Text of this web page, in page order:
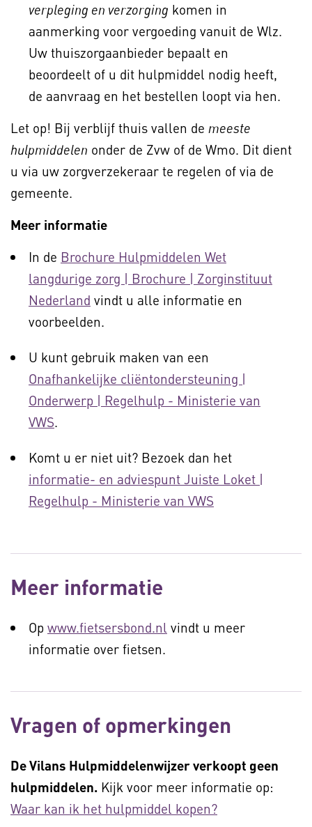
verpleging en verzorging komen in
aanmerking voor vergoeding vanuit de Wlz.
Uw thuiszorgaanbieder bepaalt en
beoordeelt of u dit hulpmiddel nodig heeft,
de aanvraag en het bestellen loopt via hen.
Let op! Bij verblijf thuis vallen de meeste
hulpmiddelen onder de Zvw of de Wmo. Dit dient
u via uw zorgverzekeraar te regelen of via de
gemeente.
Meer informatie
In de Brochure Hulpmiddelen Wet
langdurige zorg | Brochure | Zorginstituut
Nederland vindt u alle informatie en
voorbeelden.
U kunt gebruik maken van een
Onafhankelijke cliëntondersteuning |
Onderwerp | Regelhulp - Ministerie van
VWS.
Komt u er niet uit? Bezoek dan het
informatie- en adviespunt Juiste Loket |
Regelhulp - Ministerie van VWS
Meer informatie
Op www.fietsersbond.nl vindt u meer
informatie over fietsen.
Vragen of opmerkingen
De Vilans Hulpmiddelenwijzer verkoopt geen
hulpmiddelen. Kijk voor meer informatie op:
Waar kan ik het hulpmiddel kopen?